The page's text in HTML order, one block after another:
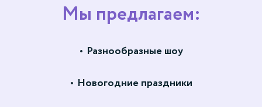
Мы предлагаем:
Разнообразные шоу
Новогодние праздники